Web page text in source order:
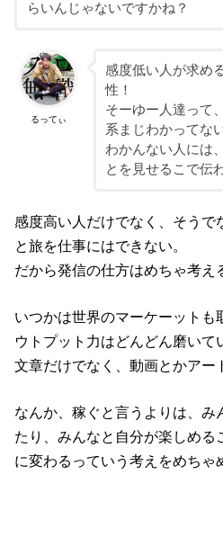
らいんじゃないですかね？
るってぃ
感度低い人が求め
性！
そーゆー人達って
系まじわかってな
わかんない人には
とを見せるこで伝
感度高い人だけでなく、そうで
と旅を仕事にはできない。
だから発信の仕方はめちゃ考え
いつかは世界のマーケーットも
ウトプット力はどんどん磨いて
文章だけでなく、動画とかアー
なんか、稼ぐと言うよりは、み
たり、みんなと自分が楽しめる
に変わるっていう考えをめちゃ